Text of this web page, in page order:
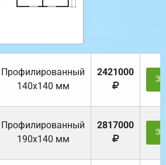
Профилированный
140х140 мм
2421000
Профилированный
190х140 мм
2817000